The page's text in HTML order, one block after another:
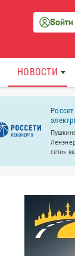
Войти
НОВОСТИ
сети»